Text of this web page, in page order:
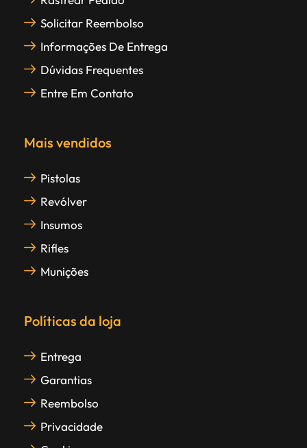
Solicitar Reembolso
Informações De Entrega
Dúvidas Frequentes
Entre Em Contato
Mais vendidos
Pistolas
Revólver
Insumos
Rifles
Munições
Políticas da loja
Entrega
Garantias
Reembolso
Privacidade